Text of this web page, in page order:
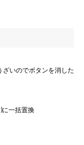
ざいのでボタンを消した
に一括置換